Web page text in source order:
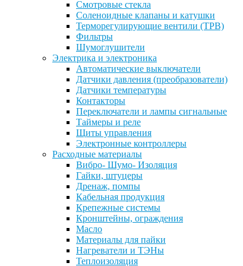
Смотровые стекла
Соленоидные клапаны и катушки
Терморегулирующие вентили (ТРВ)
Фильтры
Шумоглушители
Электрика и электроника
Автоматические выключатели
Датчики давления (преобразователи)
Датчики температуры
Контакторы
Переключатели и лампы сигнальные
Таймеры и реле
Щиты управления
Электронные контроллеры
Расходные материалы
Вибро- Шумо- Изоляция
Гайки, штуцеры
Дренаж, помпы
Кабельная продукция
Крепежные системы
Кронштейны, ограждения
Масло
Материалы для пайки
Нагреватели и ТЭНы
Теплоизоляция